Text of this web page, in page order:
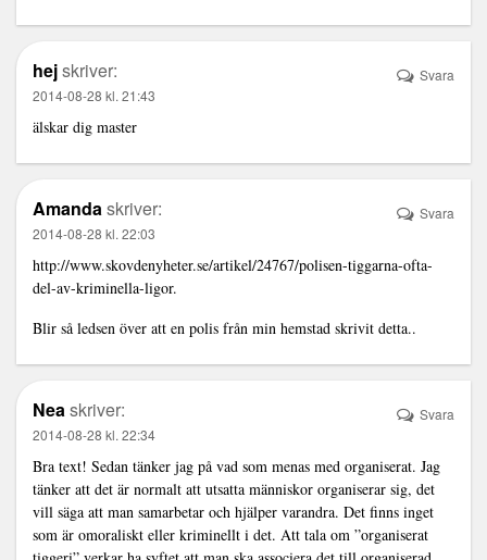
hejskriver:
2014-08-28 kl. 21:43
älskar dig master
Svara
Amandaskriver:
2014-08-28 kl. 22:03
http://www.skovdenyheter.se/artikel/24767/polisen-tiggarna-ofta-
del-av-kriminella-ligor.
Blir så ledsen över att en polis från min hemstad skrivit detta..
Svara
Neaskriver:
2014-08-28 kl. 22:34
Bra text! Sedan tänker jag på vad som menas med organiserat. Jag
tänker att det är normalt att utsatta människor organiserar sig, det
vill säga att man samarbetar och hjälper varandra. Det finns inget
som är omoraliskt eller kriminellt i det. Att tala om ”organiserat
Svara